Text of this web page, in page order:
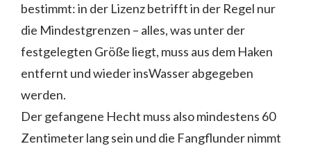
bestimmt: in der Lizenz betrifft in der Regel nur
die Mindestgrenzen – alles, was unter der
festgelegten Größe liegt, muss aus dem Haken
entfernt und wieder insWasser abgegeben
werden.
Der gefangene Hecht muss also mindestens 60
Zentimeter lang sein und die Fangflunder nimmt